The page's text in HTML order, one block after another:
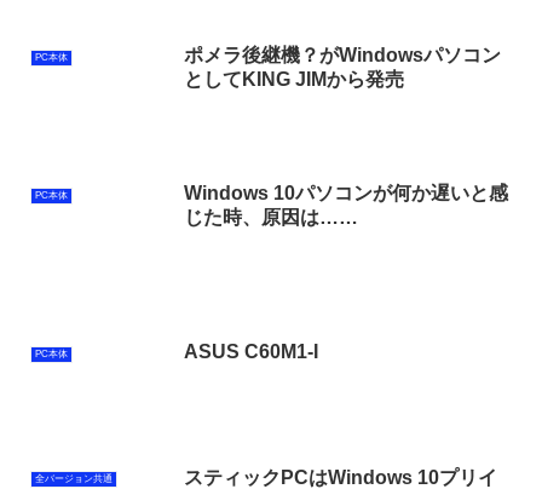
PC本体
ポメラ後継機？がWindowsパソコン
としてKING JIMから発売
PC本体
Windows 10パソコンが何か遅いと感
じた時、原因は……
PC本体 ASUS C60M1-I
全バージョン共通
スティックPCはWindows 10プリイ